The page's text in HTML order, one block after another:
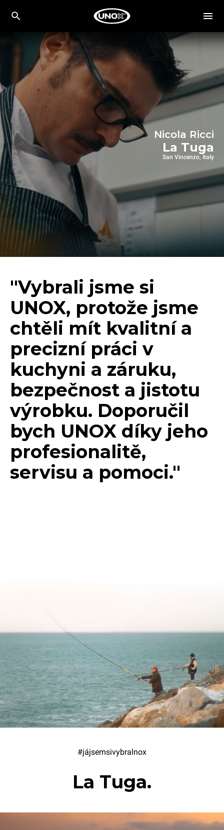
Nicola Ricci
La Tuga
San Vincenzo, Italy
"Vybrali jsme si
UNOX, protože jsme
chtěli mít kvalitní a
precizní práci v
kuchyni a záruku,
bezpečnost a jistotu
výrobku. Doporučil
bych UNOX díky jeho
profesionalitě,
servisu a pomoci."
#jájsemsivybralnox
La Tuga.